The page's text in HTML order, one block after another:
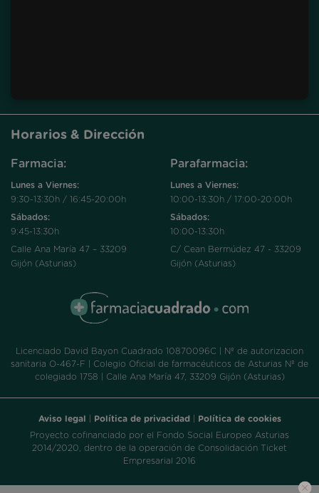
Horarios & Dirección
Farmacia:
Lunes a Viernes:
9:30-13:30h / 16:45-20:00h
Sábados:
9:45-13:30h
Calle Ana María 47 – 33209
Gijón (Asturias)
Parafarmacia:
Lunes a Viernes:
10:00-13:30h / 17:00-20:00h
Sábados:
10:00-13:30h
C/ Cean Bermúdez 47 - 33209
Gijón (Asturias)
Licenciado David Bayon Cuadrado 10870096C | Nº de autorizacion
sanitaria O-467-F | Colegio Oficial de farmacéuticos de Asturias Nº de
colegiado 1758 | Calle Ana María 47, 33209 Gijón (Asturias)
Aviso legal Política de privacidad
Política de cookies
Proyecto cofinanciado por el Fondo Social Europeo Asturias
2014/2020, dentro de la operación de Consolidación Ticket
Empresarial 2016